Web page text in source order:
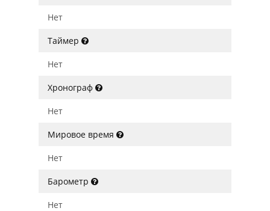
Нет
Таймер
Нет
Хронограф
Нет
Мировое время
Нет
Барометр
Нет